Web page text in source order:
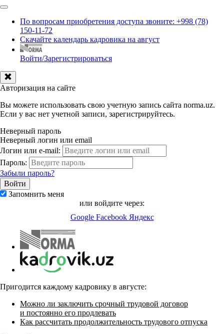
По вопросам приобретения доступа звоните: +998 (78)
150-11-72
Скачайте календарь кадровика на август
Войти/Зарегистрироваться
Авторизация на сайте
Вы можете использовать свою учетную запись сайта norma.uz.
Если у вас нет учетной записи, зарегистрируйтесь.
Неверный пароль
Неверный логин или email
Логин или e-mail:
Пароль:
Забыли пароль?
Запомнить меня
или войдите через:
Google Facebook Яндекс
Пригодится каждому кадровику в августе:
Можно ли заключить срочный трудовой договор
и постоянно его продлевать
Как рассчитать продолжительность трудового отпуска